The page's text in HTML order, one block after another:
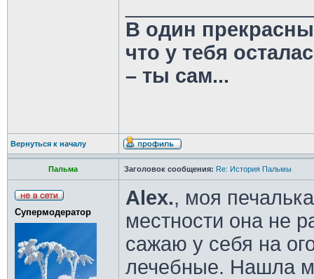
В один
что у тебя
– ты сам...
Вернуться к началу
Пальма Заголовок сообщения: Re: История Пальмы
Супермодератор
Alex., моя
местности она не
сажаю у себя на
лечебные. Нашла